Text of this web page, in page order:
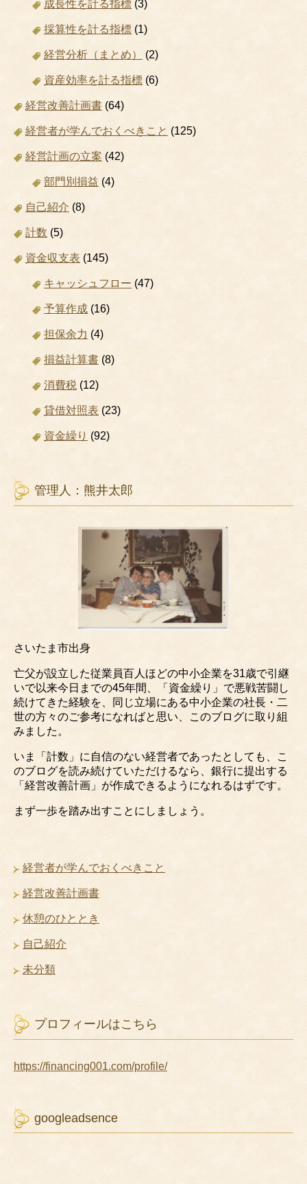
成長性を計る指標 (3)
採算性を計る指標 (1)
経営分析（まとめ） (2)
資産効率を計る指標 (6)
経営改善計画書 (64)
経営者が学んでおくべきこと (125)
経営計画の立案 (42)
部門別損益 (4)
自己紹介 (8)
計数 (5)
資金収支表 (145)
キャッシュフロー (47)
予算作成 (16)
担保余力 (4)
損益計算書 (8)
消費税 (12)
貸借対照表 (23)
資金繰り (92)
管理人：熊井太郎
さいたま市出身
亡父が設立した従業員百人ほどの中小企業を31歳で引継
いで以来今日までの45年間、「資金繰り」で悪戦苦闘し
続けてきた経験を、同じ立場にある中小企業の社長・二
世の方々のご参考になればと思い、このブログに取り組
みました。
いま「計数」に自信のない経営者であったとしても、こ
のブログを読み続けていただけるなら、銀行に提出する
「経営改善計画」が作成できるようになれるはずです。
まず一歩を踏み出すことにしましょう。
経営者が学んでおくべきこと
経営改善計画書
休憩のひととき
自己紹介
未分類
プロフィールはこちら
https://financing001.com/profile/
googleadsence